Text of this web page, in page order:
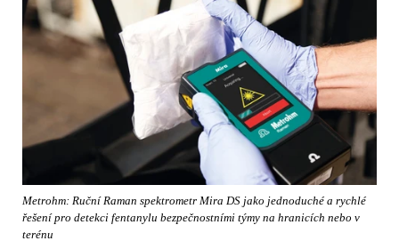
Metrohm: Ruční Raman spektrometr Mira DS jako jednoduché a rychlé
řešení pro detekci fentanylu bezpečnostními týmy na hranicích nebo v
terénu